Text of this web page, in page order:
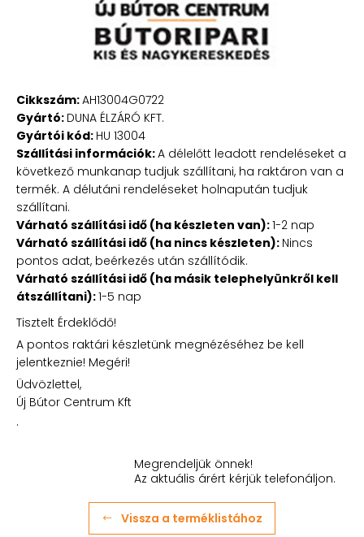
Cikkszám:AH13004G0722
Gyártó: DUNA ÉLZÁRÓ KFT.
Gyártói kód: HU 13004
Szállítási információk:A délelőtt leadott rendeléseket a
következő munkanap tudjuk szállítani, ha raktáron van a
termék. A délutáni rendeléseket holnapután tudjuk
szállítani.
Várható szállítási idő (ha készleten van):1-2 nap
Várható szállítási idő (ha nincs készleten): Nincs
pontos adat, beérkezés után szállítódik.
Várható szállítási idő (ha másik telephelyünkről kell
átszállítani):1-5 nap
Tisztelt Érdeklődő!
A pontos raktári készletünk megnézéséhez be kell
jelentkeznie! Megéri!
Üdvözlettel,
Új Bútor Centrum Kft
.
Megrendeljük önnek!
Az aktuális árért kérjük telefonáljon.
Vissza a terméklistához